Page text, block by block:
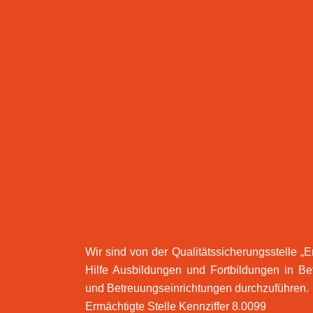
Wir sind von der Qualitätssicherungsstelle
Hilfe Ausbildungen und Fortbildungen in
und Betreuungseinrichtungen durchzuführen.
Ermächtigte Stelle Kennziffer 8.0099